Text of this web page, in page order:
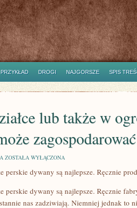
DROGI NAJGORSZE SPIS
lub także w
NA
DZIAŁCE
W
OGRODZIE
ZOSTAŁA WYŁĄCZONA
perskie dywany są najlepsze. Ręcznie
perskie dywany są najlepsze. Ręcznie
nas zadziwiają. Niemniej jednak to